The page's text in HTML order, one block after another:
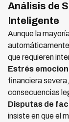
Análisis de
Inteligente
Aunque la
que requieren
Estrés
financiera
consecuencias
Disputas de
insiste en que el